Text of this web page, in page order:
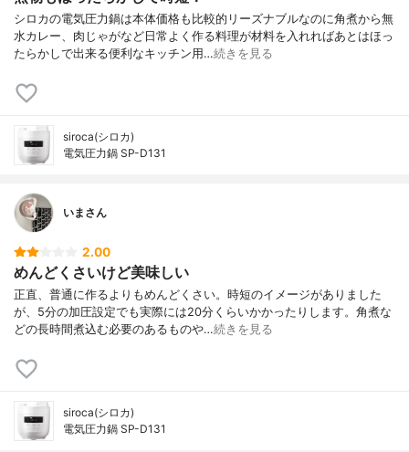
シロカの電気圧力鍋は本体価格も比較的リーズナブルなのに角煮から無
水カレー、肉じゃがなど日常よく作る料理が材料を入れればあとはほっ
たらかしで出来る便利なキッチン用…続きを見る
siroca(シロカ)
電気圧力鍋 SP-D131
いまさん
2.00
めんどくさいけど美味しい
正直、普通に作るよりもめんどくさい。時短のイメージがありました
が、5分の加圧設定でも実際には20分くらいかかったりします。角煮な
どの長時間煮込む必要のあるものや…続きを見る
siroca(シロカ)
電気圧力鍋 SP-D131